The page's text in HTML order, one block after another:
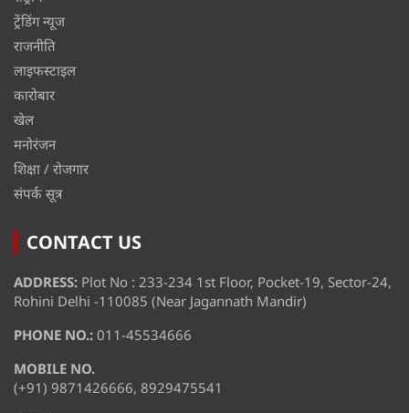
ट्रेंडिंग न्यूज
राजनीति
लाइफस्टाइल
कारोबार
खेल
मनोरंजन
शिक्षा / रोजगार
संपर्क सूत्र
CONTACT US
ADDRESS: Plot No : 233-234 1st Floor, Pocket-19, Sector-24,
Rohini Delhi -110085 (Near Jagannath Mandir)
PHONE NO.: 011-45534666
MOBILE NO.
(+91) 9871426666, 8929475541